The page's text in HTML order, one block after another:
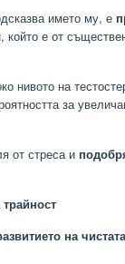
името му, е
който е от
нивото на
за
от стреса и
трайност
на